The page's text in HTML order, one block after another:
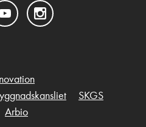
Instagram
SKGS
Arbio